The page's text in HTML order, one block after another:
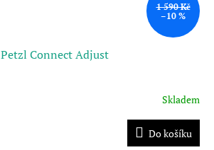
1 590 Kč
–10 %
Petzl Connect Adjust
Skladem
Do košíku